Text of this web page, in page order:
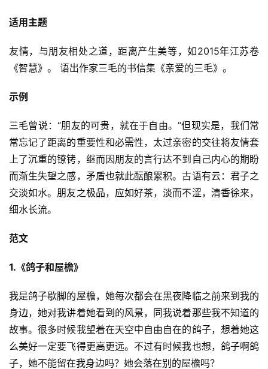
适用主题
友情，与朋友相处之道，距离产生美等，如2015年江苏卷
《智慧》。 语出作家三毛的书信集《亲爱的三毛》。
示例
三毛曾说：“朋友的可贵，就在于自由。”但现实是，我们常
常忘记了距离的重要性和必需性，太过亲密的交往将友情套
上了沉重的镣铐，继而因朋友的言行达不到自己内心的期盼
而渐生失望之感，矛盾也就此酝酿累积。古语有云：君子之
交淡如水。朋友之极品，应如好茶，淡而不涩，清香徐来，
细水长流。
范文
1.《鸽子和屋檐》
我是鸽子歇脚的屋檐，她每次都会在黑夜降临之前来到我的
身边，她对我讲着她看到的风景，同我说着那些我不知道的
故事。很多时候我望着在天空中自由自在的鸽子，想着她这
么美好一定要飞得更高更远。不过有时候我也想，鸽子啊鸽
子，她不能留在我身边吗？她会落在别的屋檐吗？